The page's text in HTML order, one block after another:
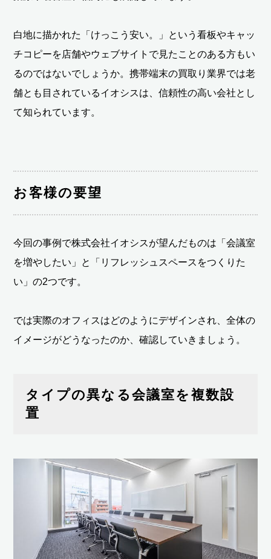
白地に描かれた「けっこう安い。」という看板やキャッ
チコピーを店舗やウェブサイトで見たことのある方もい
るのではないでしょうか。携帯端末の買取り業界では老
舗とも目されているイオシスは、信頼性の高い会社とし
て知られています。
お客様の要望
今回の事例で株式会社イオシスが望んだものは「会議室
を増やしたい」と「リフレッシュスペースをつくりた
い」の2つです。
では実際のオフィスはどのようにデザインされ、全体の
イメージがどうなったのか、確認していきましょう。
タイプの異なる会議室を複数設
置